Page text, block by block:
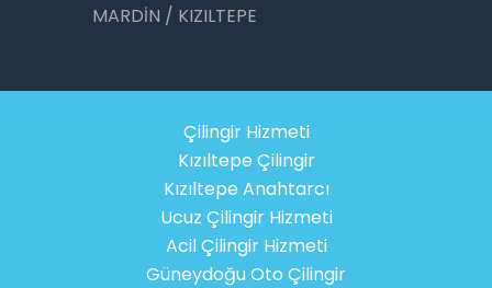
MARDİN / KIZILTEPE
Çilingir Hizmeti
Kızıltepe Çilingir
Kızıltepe Anahtarcı
Ucuz Çilingir Hizmeti
Acil Çilingir Hizmeti
Güneydoğu Oto Çilingir